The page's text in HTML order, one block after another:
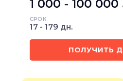
1 000 - 100 000
СРОК
17 - 179 дн.
ПОЛУЧИТЬ